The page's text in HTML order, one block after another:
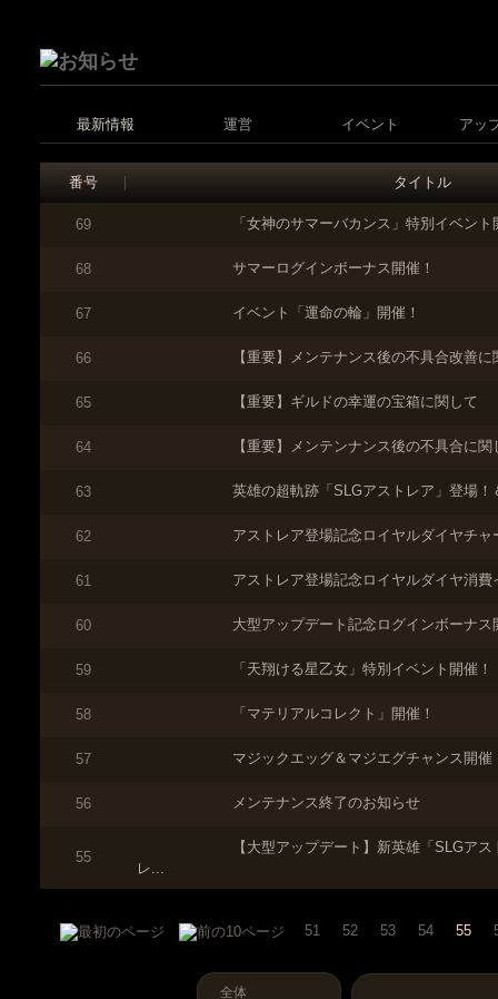
最新情報 運営 イベント アッ
番号 タイトル
69 「女神のサマーバカンス」特別イベント
68 サマーログインボーナス開催！
67 イベント「運命の輪」開催！
66 【重要】メンテナンス後の不具合改善に
65 【重要】ギルドの幸運の宝箱に関して
64 【重要】メンテンナンス後の不具合に関
63 英雄の超軌跡「SLGアストレア」登場！
62 アストレア登場記念ロイヤルダイヤチ
61 アストレア登場記念ロイヤルダイヤ消費
60 大型アップデート記念ログインボーナス
59 「天翔ける星乙女」特別イベント開催！
58 「マテリアルコレクト」開催！
57 マジックエッグ＆マジエグチャンス開
56 メンテナンス終了のお知らせ
55
【大型アップデート】新英雄「SLGア
レ...
51 52 53 54 55